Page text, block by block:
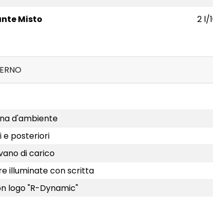
Misto 2 l/
d'ambiente
e posteriori
di carico
illuminate con scritta
logo "R-Dynamic"